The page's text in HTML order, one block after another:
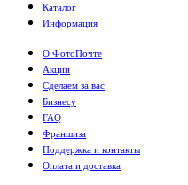
Каталог
Информация
О ФотоПочте
Акции
Сделаем за вас
Бизнесу
FAQ
Франшиза
Поддержка и контакты
Оплата и доставка